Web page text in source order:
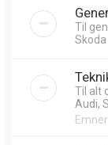
Til
Skoda
Til alt
Audi,